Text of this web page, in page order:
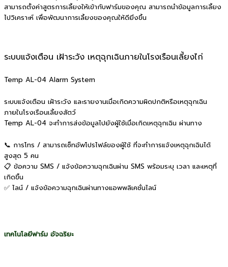
สามารถตั้งค่าสูตรการเลี้ยงให้เข้ากับฟาร์มของคุณ สามารถนำข้อมูลการเลี้ยง
ไปวิเคราะห์ เพื่อพัฒนาการเลี้ยงของคุณให้ดียิ่งขึ้น
ระบบแจ้งเตือน เฝ้าระวัง เหตุฉุกเฉินภายในโรงเรือนเลี้ยงไก่
Temp AL-04 Alarm System
ระบบแจ้งเตือน เฝ้าระวัง และรายงานเมื่อเกิดความผิดปกติหรือเหตุฉุกเฉิน
ภายในโรงเรือนเลี้ยงสัตว์
Temp AL-04 จะทำการส่งข้อมูลไปยังผู้ใช้เมื่อเกิดเหตุฉุกเฉิน ผ่านทาง
📞 การโทร / สามารถเซ็ทอัพโปรไฟล์ของผู้ใช้ ที่จะทำการแจ้งเหตุฉุกเฉินได้
สูงสุด 5 คน
📋 ข้อความ SMS / แจ้งข้อความฉุกเฉินผ่าน SMS พร้อมระบุ เวลา และเหตุที่
เกิดขึ้น
✅ ไลน์ / แจ้งข้อความฉุกเฉินผ่านทางแอพพลิเคชั่นไลน์
เทคโนโลยีฟาร์ม อัจฉริยะ